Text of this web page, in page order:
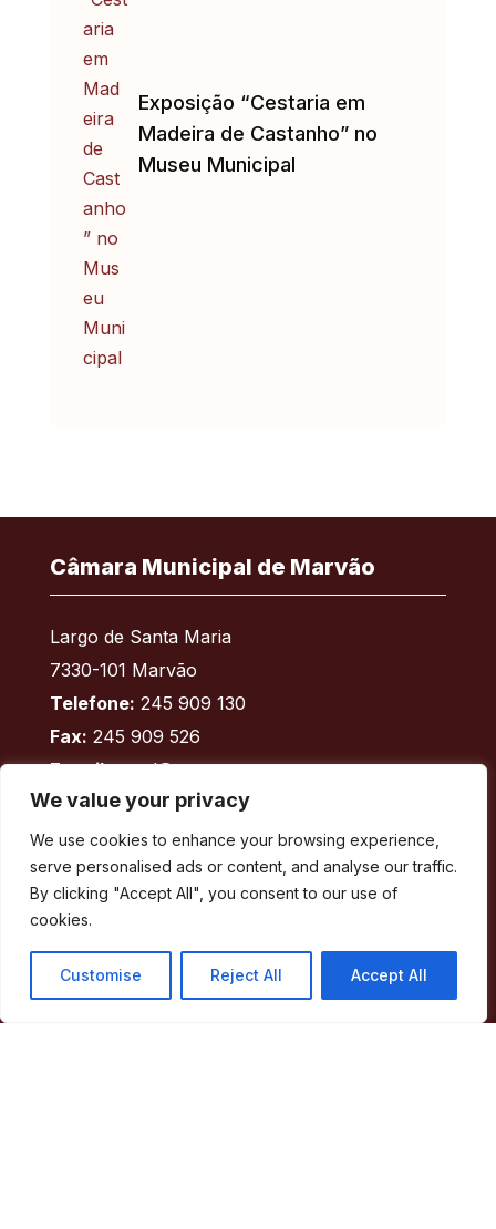
We value your privacy
We use cookies to enhance your browsing experience,
serve personalised ads or content, and analyse our traffic.
By clicking "Accept All", you consent to our use of
cookies.
Customise Reject All Accept All
Exposição “Cestaria em
Madeira de Castanho” no
Museu Municipal
Câmara Municipal de Marvão
Largo de Santa Maria
7330-101 Marvão
Telefone: 245 909 130
Fax: 245 909 526
E-mail: geral@cm-marvao.pt
Facebook
RSS YouTubeInstagram
Áreas
Concelho
Município